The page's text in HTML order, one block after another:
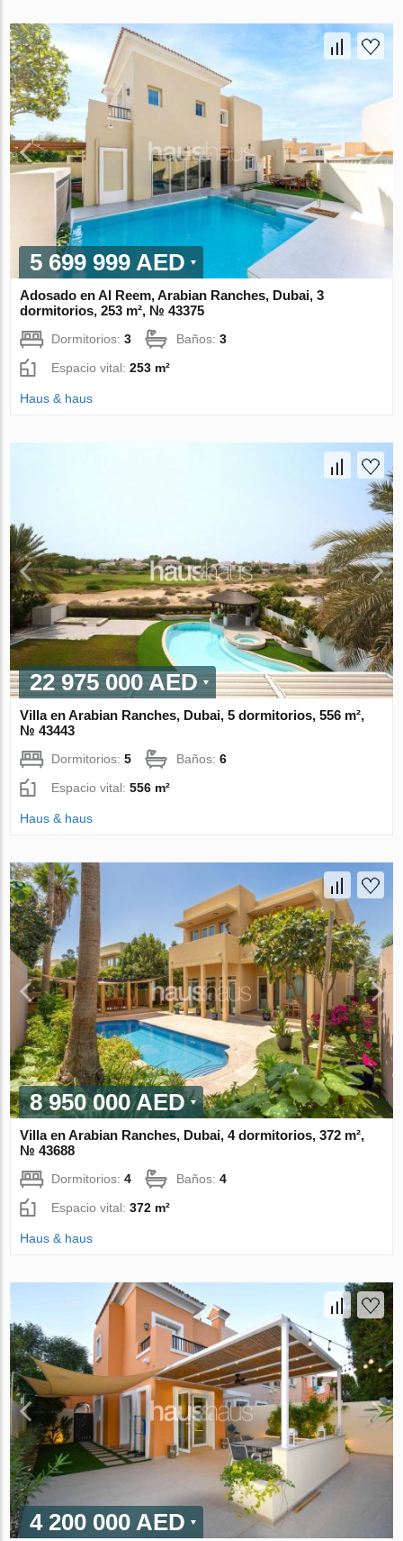
5 699 999 AED
Adosado en Al Reem, Arabian Ranches, Dubai, 3
dormitorios, 253 m², № 43375
Dormitorios:3 Baños:3
Espacio vital:253 m²
Haus & haus
22 975 000 AED
Villa en Arabian Ranches, Dubai, 5 dormitorios, 556 m²,
№ 43443
Dormitorios:5 Baños:6
Espacio vital:556 m²
Haus & haus
8 950 000 AED
Villa en Arabian Ranches, Dubai, 4 dormitorios, 372 m²,
№ 43688
Dormitorios:4 Baños:4
Espacio vital:372 m²
Haus & haus
4 200 000 AED